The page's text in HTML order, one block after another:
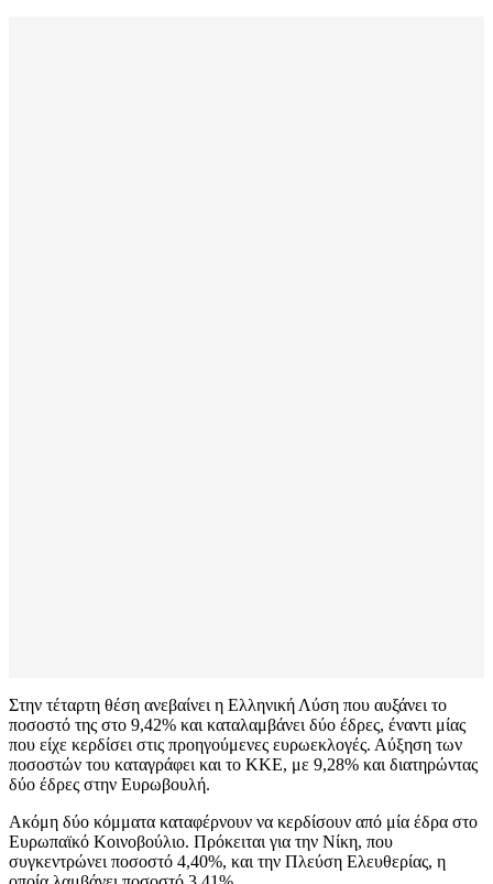
Στην τέταρτη θέση ανεβαίνει η Ελληνική Λύση που αυξάνει το
ποσοστό της στο 9,42% και καταλαμβάνει δύο έδρες, έναντι μίας
που είχε κερδίσει στις προηγούμενες ευρωεκλογές. Αύξηση των
ποσοστών του καταγράφει και το ΚΚΕ, με 9,28% και διατηρώντας
δύο έδρες στην Ευρωβουλή.
Ακόμη δύο κόμματα καταφέρνουν να κερδίσουν από μία έδρα στο
Ευρωπαϊκό Κοινοβούλιο. Πρόκειται για την Νίκη, που
συγκεντρώνει ποσοστό 4,40%, και την Πλεύση Ελευθερίας, η